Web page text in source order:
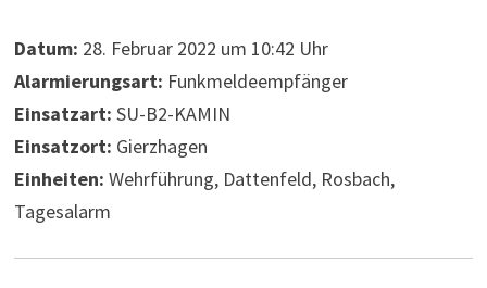
Datum: 28. Februar 2022 um 10:42 Uhr
Alarmierungsart: Funkmeldeempfänger
Einsatzart: SU-B2-KAMIN
Einsatzort: Gierzhagen
Einheiten: Wehrführung, Dattenfeld, Rosbach,
Tagesalarm